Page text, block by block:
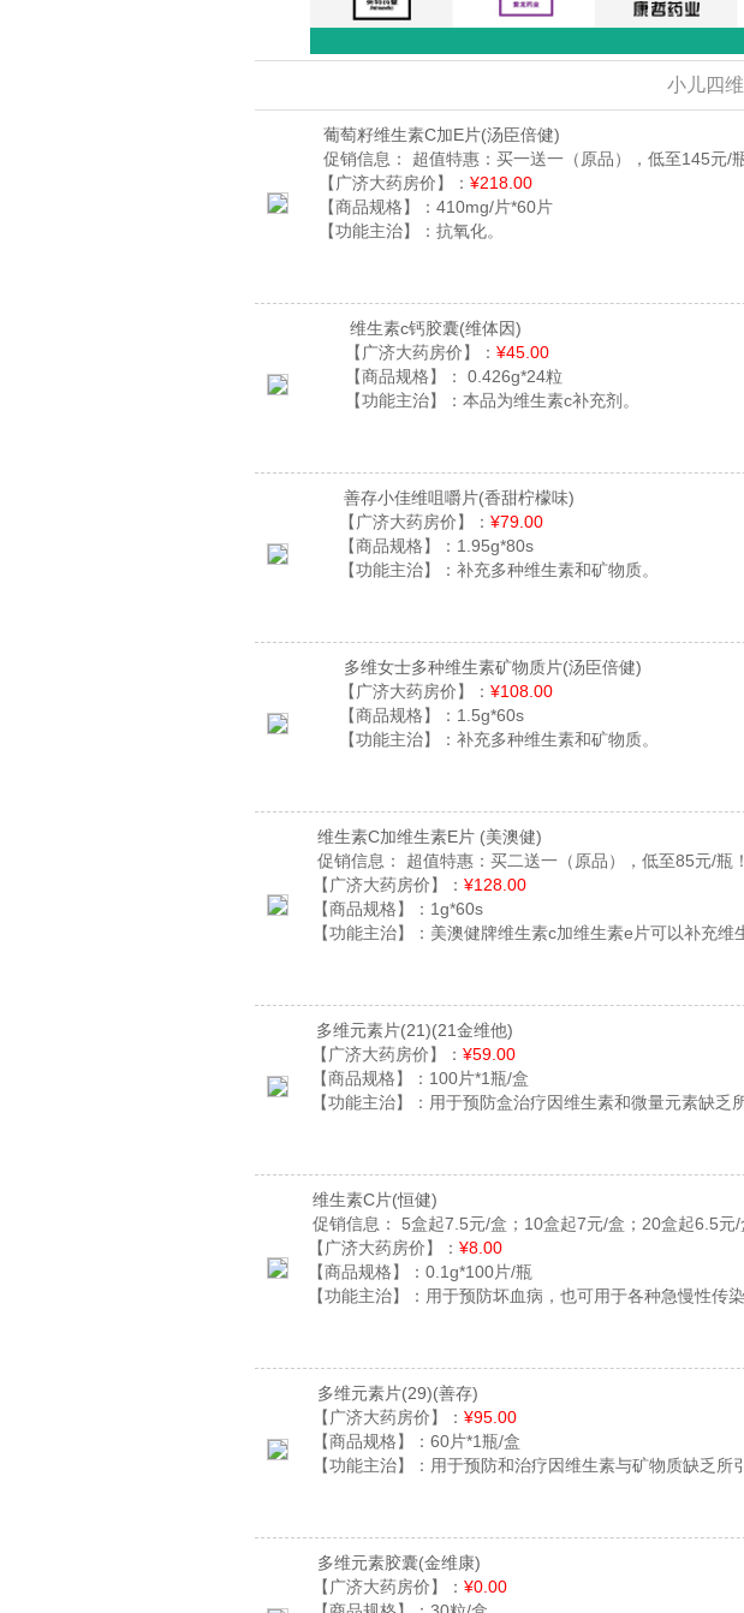
小儿四
葡萄籽维生素C加E片(汤臣倍健)
促销信息：
超值特惠：买一送一（原品），低至145元/
【广济大药房价】： ¥218.00
【商品规格】： 410mg/片*60片
【功能主治】： 抗氧化。
维生素c钙胶囊(维体因)
【广济大药房价】： ¥45.00
【商品规格】：
0.426g*24粒
【功能主治】： 本品为维生素c补充剂。
善存小佳维咀嚼片(香甜柠檬味)
【广济大药房价】： ¥79.00
【商品规格】： 1.95g*80s
【功能主治】： 补充多种维生素和矿物质。
多维女士多种维生素矿物质片(汤臣倍健)
【广济大药房价】： ¥108.00
【商品规格】： 1.5g*60s
【功能主治】： 补充多种维生素和矿物质。
维生素C加维生素E片 (美澳健)
促销信息：
超值特惠：买二送一（原品），低至85元/瓶
【广济大药房价】： ¥128.00
【商品规格】： 1g*60s
【功能主治】： 美澳健牌维生素c加维生素e片可以补充维
多维元素片(21)(21金维他)
【广济大药房价】： ¥59.00
【商品规格】： 100片*1瓶/盒
【功能主治】： 用于预防盒治疗因维生素和微量元素缺乏
维生素C片(恒健)
促销信息：
5盒起7.5元/盒；10盒起7元/盒；20盒起6.5元/
【广济大药房价】： ¥8.00
【商品规格】： 0.1g*100片/瓶
【功能主治】： 用于预防坏血病，也可用于各种急慢性传
多维元素片(29)(善存)
【广济大药房价】： ¥95.00
【商品规格】： 60片*1瓶/盒
【功能主治】： 用于预防和治疗因维生素与矿物质缺乏所
多维元素胶囊(金维康)
【广济大药房价】： ¥0.00